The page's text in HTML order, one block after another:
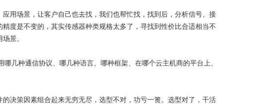
用场景，让客户自己也去找，我们也帮忙找，找到后，分析信号、接
度是不变的，其实传感器种类规格太多了，寻找到性价比合适相当不
景。
几种通信协议、哪几种语言、哪种框架、在哪个云主机商的平台上、
决策因素组合起来无穷无尽，选型不对，功亏一篑。选型对了，干活